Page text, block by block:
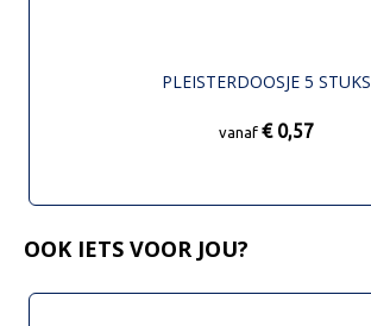
PLEISTERDOOSJE 5 STUKS
vanaf € 0,57
OOK IETS VOOR JOU?